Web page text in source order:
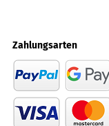
Zahlungsarten